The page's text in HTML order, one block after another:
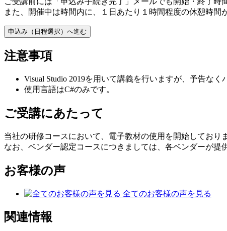
また、開催中は時間内に、１日あたり１時間程度の休憩時間
申込み（日程選択）へ進む
注意事項
Visual Studio 2019を用いて講義を行いますが、予告なく
使用言語はC#のみです。
ご受講にあたって
当社の研修コースにおいて、電子教材の使用を開始しており
なお、ベンダー認定コースにつきましては、各ベンダーが提
お客様の声
全てのお客様の声を見る
関連情報